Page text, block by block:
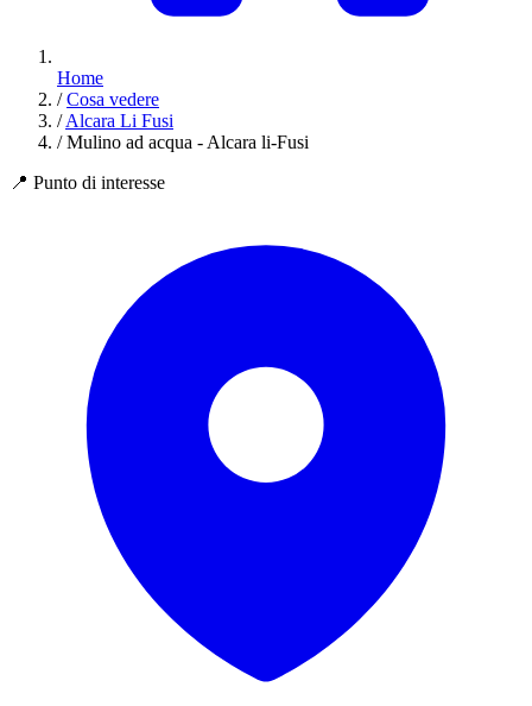
Home
/ Cosa vedere
/ Alcara Li Fusi
/ Mulino ad acqua - Alcara li-Fusi
📍 Punto di interesse